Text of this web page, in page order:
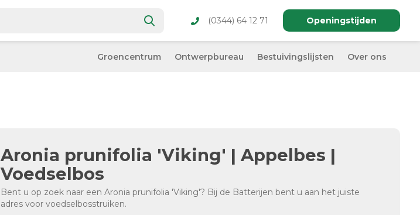
(0344) 64 12 71 Openingstijden
Groencentrum Ontwerpbureau Bestuivingslijsten Over ons
Aronia prunifolia 'Viking' | Appelbes |
Voedselbos
Bent u op zoek naar een Aronia prunifolia 'Viking'? Bij de Batterijen bent u aan het juiste
adres voor voedselbosstruiken.